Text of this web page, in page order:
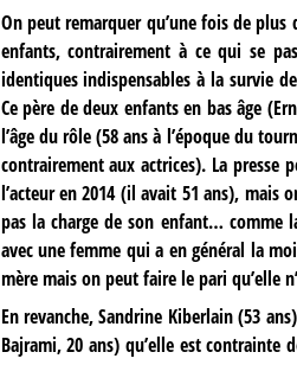
On peut remarquer qu’une fois de
enfants, contrairement à ce qui se
identiques indispensables à la survie
Ce père de deux enfants en bas âge
l’âge du rôle (58 ans à l’époque du
contrairement aux actrices). La presse
l’acteur en 2014 (il avait 51 ans), mais
pas la charge de son enfant… comme
avec une femme qui a en général la
mère mais on peut faire le pari qu’elle
En revanche, Sandrine Kiberlain (53
Bajrami, 20 ans) qu’elle est